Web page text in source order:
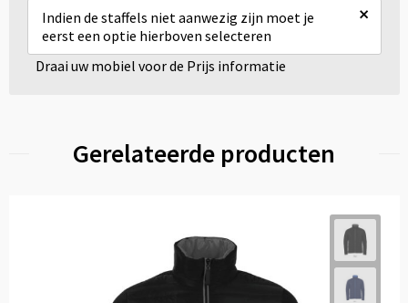
Indien de staffels niet aanwezig zijn moet je
eerst een optie hierboven selecteren
×
Draai uw mobiel voor de Prijs informatie
Gerelateerde producten